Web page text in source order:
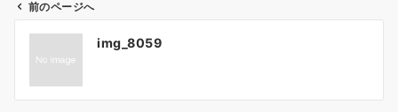
ビ
前のページへ
img_8059